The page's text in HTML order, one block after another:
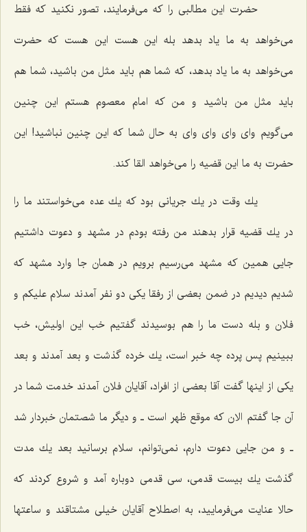
حضرت این مطالبی را كه می‌فرمایند، تصور نكنید كه فقط
می‌خواهد به ما یاد بدهد بله این هست این هست كه حضرت
می‌خواهد به ما یاد بدهد، كه شما هم باید مثل من باشید، شما هم
باید مثل من باشید و من كه امام معصوم هستم این چنین
می‌گویم وای وای وای وای به حال شما كه این چنین نباشید! این
حضرت به ما این قضیه را می‌خواهد القا كند.
یك وقت در یك جریانی بود كه یك عده می‌خواستند ما را
در یك قضیه قرار بدهند من رفته بودم در مشهد و دعوت داشتیم
جایی همین كه مشهد می‌رسیم برویم در همان جا وارد مشهد كه
شدیم دیدیم در ضمن بعضی از رفقا یكی دو نفر آمدند سلام علیكم و
فلان و بله دست ما را هم بوسیدند گفتیم خب این اولیش، خب
ببینیم پس پرده چه خبر است، یك خرده گذشت و بعد آمدند و بعد
یكی از اینها گفت آقا بعضی از افراد، آقایان فلان آمدند خدمت شما در
آن جا گفتم الان كه موقع ظهر است ـ و دیگر ما شصتمان خبردار شد
ـ و من جایی دعوت دارم، نمی‌توانم، سلام برسانید بعد یك مدت
گذشت یك بیست قدمی، سی قدمی دوباره آمد و شروع كردند كه
حالا عنایت می‌فرمایید، به اصطلاح آقایان خیلی مشتاقند و ساعتها